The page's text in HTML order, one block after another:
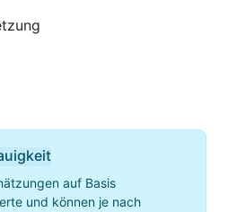
auf Basis
und können je nach